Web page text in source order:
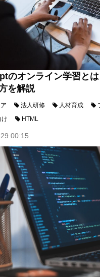
のオンライン学習と
を解説
法人研修 人材育成
け
HTML
00:15